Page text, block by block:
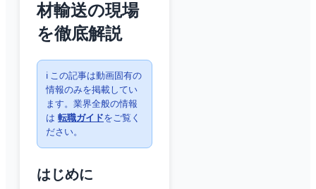
材輸送の現場
を徹底解説
ℹ️ この記事は動画固有の
情報のみを掲載してい
ます。業界全般の情報
は 転職ガイドをご覧く
ださい。
はじめに